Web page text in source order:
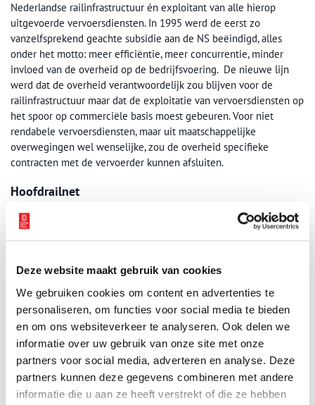
Deze website maakt gebruik van cookies
We gebruiken cookies om content en advertenties te
personaliseren, om functies voor social media te bieden
en om ons websiteverkeer te analyseren. Ook delen we
informatie over uw gebruik van onze site met onze
partners voor social media, adverteren en analyse. Deze
partners kunnen deze gegevens combineren met andere
informatie die u aan ze heeft verstrekt of die ze hebben
Nederlandse railinfrastructuur én exploitant van alle hierop
uitgevoerde vervoersdiensten. In 1995 werd de eerst zo
vanzelfsprekend geachte subsidie aan de NS beëindigd, alles
onder het motto: meer efficiëntie, meer concurrentie, minder
invloed van de overheid op de bedrijfsvoering. De nieuwe lijn
werd dat de overheid verantwoordelijk zou blijven voor de
railinfrastructuur maar dat de exploitatie van vervoersdiensten op
het spoor op commerciële basis moest gebeuren. Voor niet
rendabele vervoersdiensten, maar uit maatschappelijke
overwegingen wel wenselijke, zou de overheid specifieke
contracten met de vervoerder kunnen afsluiten.
Hoofdrailnet
Voor het reizigersvervoer bleek na 1995 de exploitatie niet
rendabel. De overheid bleef opdrachtgever voor de
provincies als opdrachtgever op. Het is de bedoeling dat de
exploitatie van reizigersvervoer op alle spoorlijnen aanbesteed
zal worden. NS mag voorlopig als enige op het hoofdrailnet
blijven rijden.
Auteur: Anita Blijdorp.